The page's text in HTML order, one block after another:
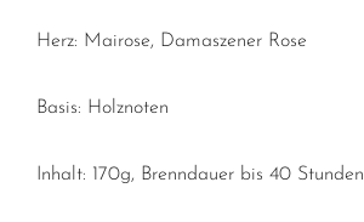
Herz: Mairose, Damaszener Rose
Basis: Holznoten
Inhalt: 170g, Brenndauer bis 40 Stunden